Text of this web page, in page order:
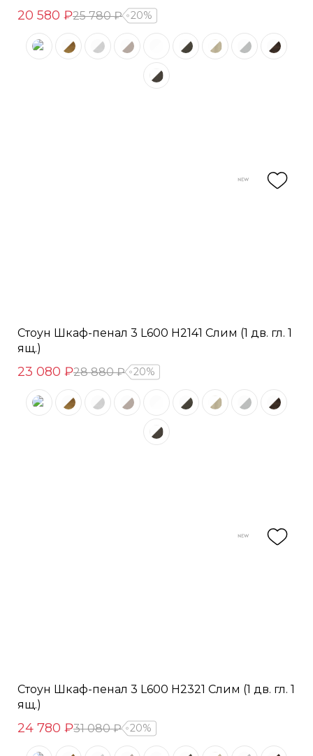
20 580 ₽25 780 ₽ 20%
Стоун Шкаф-пенал 3 L600 H2141 Слим (1 дв. гл. 1
ящ.)
23 080 ₽28 880 ₽ 20%
Стоун Шкаф-пенал 3 L600 H2321 Слим (1 дв. гл. 1
ящ.)
24 780 ₽31 080 ₽ 20%